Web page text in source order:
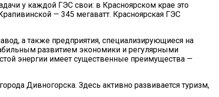
у каждой ГЭС свои: в Красноярском крае это
— 345 мегаватт. Красноярская ГЭС
а также предприятия, специализирующиеся на
развитием экономики и регулярными
энергии имеет существенные преимущества —
Дивногорска. Здесь активно развивается туризм,